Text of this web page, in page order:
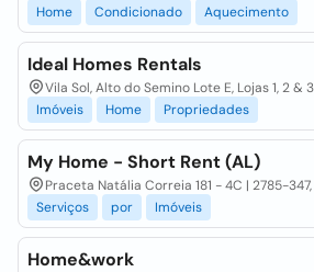
Home
Condicionado Aquecimento
Ideal Homes Rentals
Vila Sol, Alto do Semino Lote E, Lojas 1, 2 &
Imóveis
Home Propriedades
My Home - Short Rent (AL)
Praceta Natália Correia 181 - 4C | 2785-
Serviços
por Imóveis
Home&work